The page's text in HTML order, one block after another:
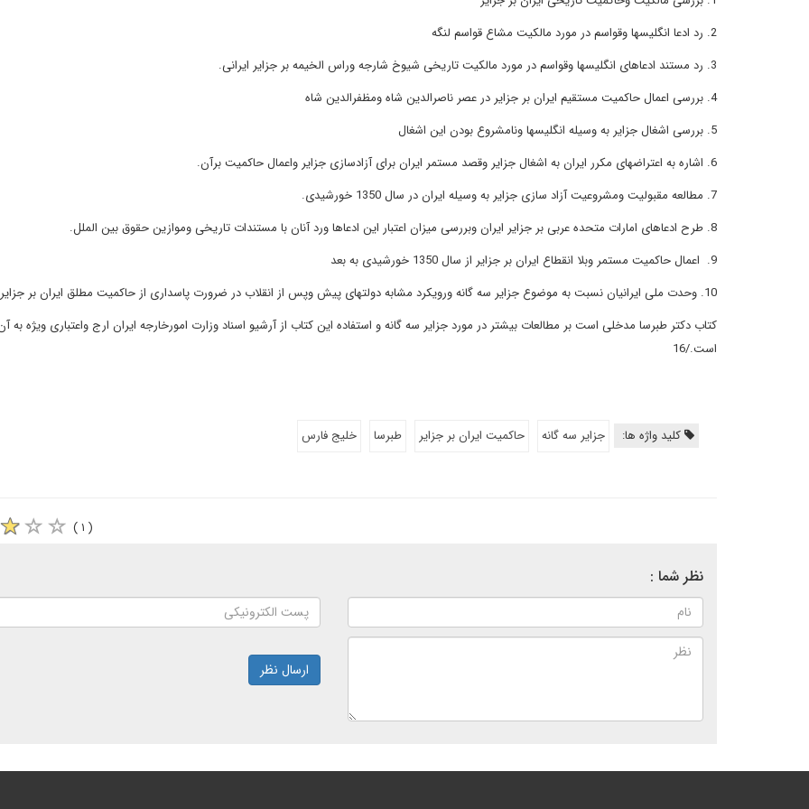
2. رد ادعا انگلیسها وقواسم در مورد مالکیت مشاع قواسم لنگه
3. رد مستند ادعاهای انگلیسها وقواسم در مورد مالکیت تاریخی شیوخ شارجه وراس الخیمه بر جزایر ایرانی
.
4. بررسی اعمال حاکمیت مستقیم ایران بر جزایر در عصر ناصرالدین شاه ومظفرالدین شاه
5. بررسی اشغال جزایر به وسیله انگلیسها ونامشروع بودن این اشغال
6. اشاره به اعتراضهای مکرر ایران به اشغال جزایر وقصد مستمر ایران برای آزادسازی جزایر واعمال حاکمیت برآن
.
7. مطالعه مقبولیت ومشروعیت آزاد سازی جزایر به وسیله ایران در سال 1350 خورشیدی
.
8. طرح ادعاهای امارات متحده عربی بر جزایر ایران وبررسی میزان اعتبار این ادعاها ورد آنان با مستندات تاریخی وموازین حقوق بین الملل
.
9. اعمال حاکمیت مستمر وبلا انقطاع ایران بر جزایر از سال 1350 خورشیدی به بعد
10. وحدت ملی ایرانیان نسبت به موضوع جزایر سه گانه ورویکرد مشابه دولتهای پیش وپس از انقلاب در ضرورت پاسداری از حاکمیت مطلق ایران بر جزایر سه گانه
کتاب دکتر طبرسا مدخلی است بر مطالعات بیشتر در مورد جزایر سه گانه و استفاده این کتاب از آرشیو اسناد وزارت امورخارجه ایران ارج واعتباری ویژه به
است./16
کلید واژه ها: جزایر سه گانه حاکمیت ایران بر جزایر طبرسا خلیج فارس
( ۱ )
نظر شما :
ارسال نظر